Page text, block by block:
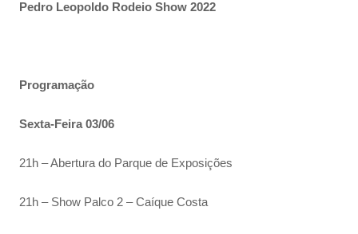
Pedro Leopoldo Rodeio Show 2022
Programação
Sexta-Feira 03/06
21h – Abertura do Parque de Exposições
21h – Show Palco 2 – Caíque Costa